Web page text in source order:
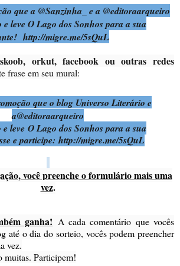
que a @Sanzinha_ e a @editoraarqueiro
e leve O Lago dos Sonhos para a sua
http://migre.me/5sQuL
orkut, facebook ou outras redes
frase em seu mural:
que o blog Universo Literário e
a@editoraarqueiro
e leve O Lago dos Sonhos para a sua
e participe: http://migre.me/5sQuL
você preenche o formulário mais uma
vez.
ganha! A cada comentário que vocês
até o dia do sorteio, vocês podem preencher
vez.
muitas. Participem!